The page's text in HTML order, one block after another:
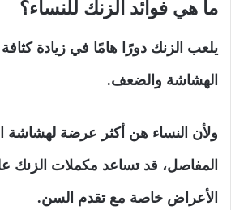
ما هي فوائد الزنك للنساء؟
يلعب الزنك دورًا هامًا في زيادة
الهشاشة والضعف.
ولأن النساء هن أكثر عرضة لهشاشة
المفاصل، قد تساعد مكملات الزنك
الأعراض خاصة مع تقدم السن.